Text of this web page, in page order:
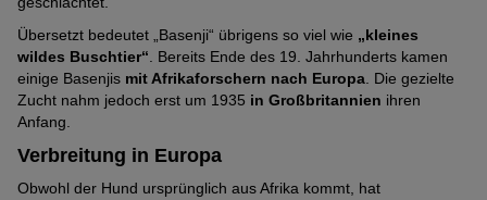
Übersetzt bedeutet „Basenji“ übrigens so viel wie „kleines
wildes Buschtier“. Bereits Ende des 19. Jahrhunderts kamen
einige Basenjis mit Afrikaforschern nach Europa. Die gezielte
Zucht nahm jedoch erst um 1935 in Großbritannien ihren
Anfang.
Verbreitung in Europa
Obwohl der Hund ursprünglich aus Afrika kommt, hat